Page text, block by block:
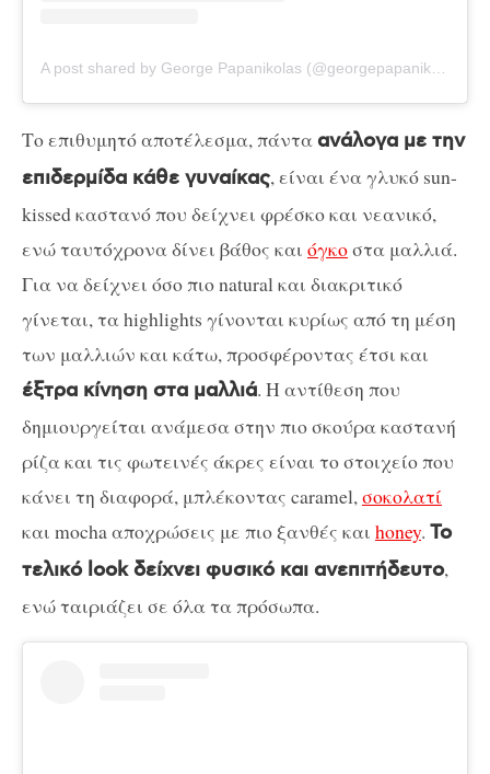
Το επιθυμητό αποτέλεσμα, πάνταανάλογα με την
επιδερμίδα κάθε γυναίκας, είναι ένα γλυκό sun-
kissed καστανό που δείχνει φρέσκο και νεανικό,
ενώ ταυτόχρονα δίνει βάθος και όγκοστα μαλλιά.
Για να δείχνει όσο πιο natural και διακριτικό
γίνεται, τα highlights γίνονται κυρίως από τη μέση
των μαλλιών και κάτω, προσφέροντας έτσι και
έξτρα κίνηση στα μαλλιά. Η αντίθεση που
δημιουργείται ανάμεσα στην πιο σκούρα καστανή
ρίζα και τις φωτεινές άκρες είναι το στοιχείο που
κάνει τη διαφορά, μπλέκοντας caramel,σοκολατί
και mocha αποχρώσεις με πιο ξανθές και honey. Το
τελικό look δείχνει φυσικό και ανεπιτήδευτο,
ενώ ταιριάζει σε όλα τα πρόσωπα.